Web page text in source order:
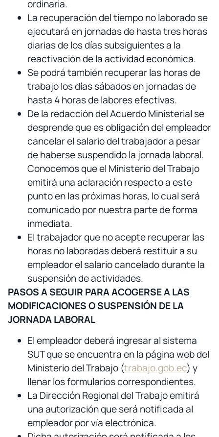
ordinaria.
La recuperación del tiempo no laborado se
ejecutará en jornadas de hasta tres horas
diarias de los días subsiguientes a la
reactivación de la actividad económica.
Se podrá también recuperar las horas de
trabajo los días sábados en jornadas de
hasta 4 horas de labores efectivas.
De la redacción del Acuerdo Ministerial se
desprende que es obligación del empleador
cancelar el salario del trabajador a pesar
de haberse suspendido la jornada laboral.
Conocemos que el Ministerio del Trabajo
emitirá una aclaración respecto a este
punto en las próximas horas, lo cual será
comunicado por nuestra parte de forma
inmediata.
El trabajador que no acepte recuperar las
horas no laboradas deberá restituir a su
empleador el salario cancelado durante la
suspensión de actividades.
PASOS A SEGUIR PARA ACOGERSE A LAS
MODIFICACIONES O SUSPENSIÓN DE LA
JORNADA LABORAL
El empleador deberá ingresar al sistema
SUT que se encuentra en la página web del
Ministerio del Trabajo (trabajo.gob.ec) y
llenar los formularios correspondientes.
La Dirección Regional del Trabajo emitirá
una autorización que será notificada al
empleador por vía electrónica.